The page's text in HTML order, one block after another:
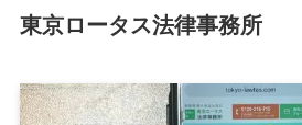
東京ロータス法律事務所